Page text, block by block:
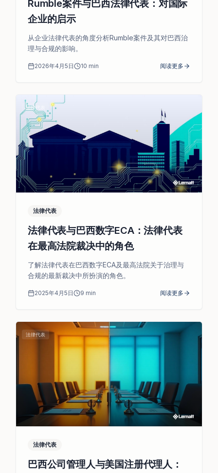
Rumble案件与巴西法律代表：对国际
企业的启示
从企业法律代表的角度分析Rumble案件及其对巴西治
理与合规的影响。
2026年4月5日 10 min 阅读更多
法律代表
法律代表
法律代表与巴西数字ECA：法律代表
在最高法院裁决中的角色
了解法律代表在巴西数字ECA及最高法院关于治理与
合规的最新裁决中所扮演的角色。
2025年4月5日 9 min 阅读更多
法律代表
法律代表
巴西公司管理人与美国注册代理人：